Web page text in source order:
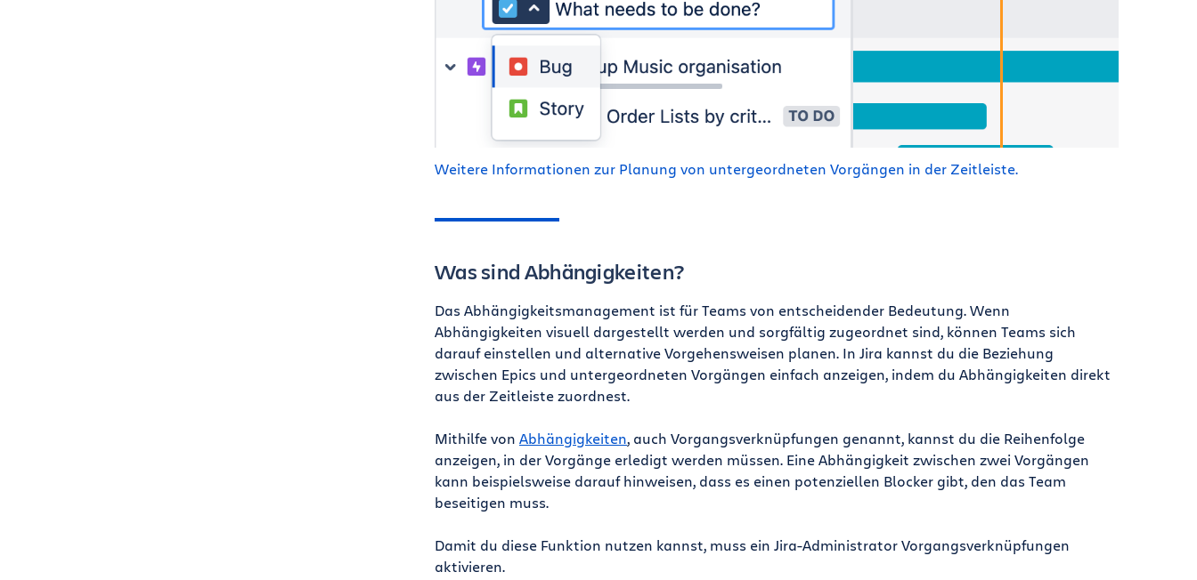
Weitere Informationen zur Planung von untergeordneten Vorgängen in der Zeitleiste.
Was sind Abhängigkeiten?
Das Abhängigkeitsmanagement ist für Teams von entscheidender Bedeutung. Wenn
Abhängigkeiten visuell dargestellt werden und sorgfältig zugeordnet sind, können Teams sich
darauf einstellen und alternative Vorgehensweisen planen. In Jira kannst du die Beziehung
zwischen Epics und untergeordneten Vorgängen einfach anzeigen, indem du Abhängigkeiten direkt
aus der Zeitleiste zuordnest.
Mithilfe von Abhängigkeiten, auch Vorgangsverknüpfungen genannt, kannst du die Reihenfolge
anzeigen, in der Vorgänge erledigt werden müssen. Eine Abhängigkeit zwischen zwei Vorgängen
kann beispielsweise darauf hinweisen, dass es einen potenziellen Blocker gibt, den das Team
beseitigen muss.
Damit du diese Funktion nutzen kannst, muss ein Jira-Administrator Vorgangsverknüpfungen
aktivieren.